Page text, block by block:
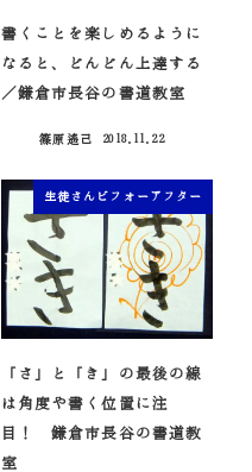
書くことを楽しめるように
なると、どんどん上達する
／鎌倉市長谷の書道教室
篠原遙己
2018.11.22
生徒さんビフォーアフター
「さ」と「き」の最後の線
は角度や書く位置に注
目！ 鎌倉市長谷の書道教
室